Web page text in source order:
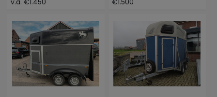
v.a. €1.450 €1.500